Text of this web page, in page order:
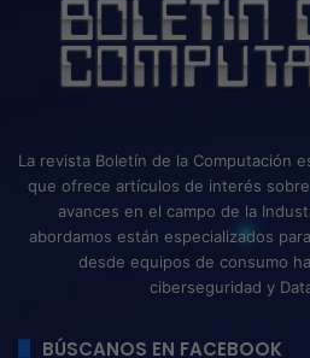
La revista Boletín de la Computación
que ofrece artículos de interés
avances en el campo de la
abordamos están especializados
desde equipos de consumo
ciberseguridad y
BÚSCANOS EN FACEBOOK